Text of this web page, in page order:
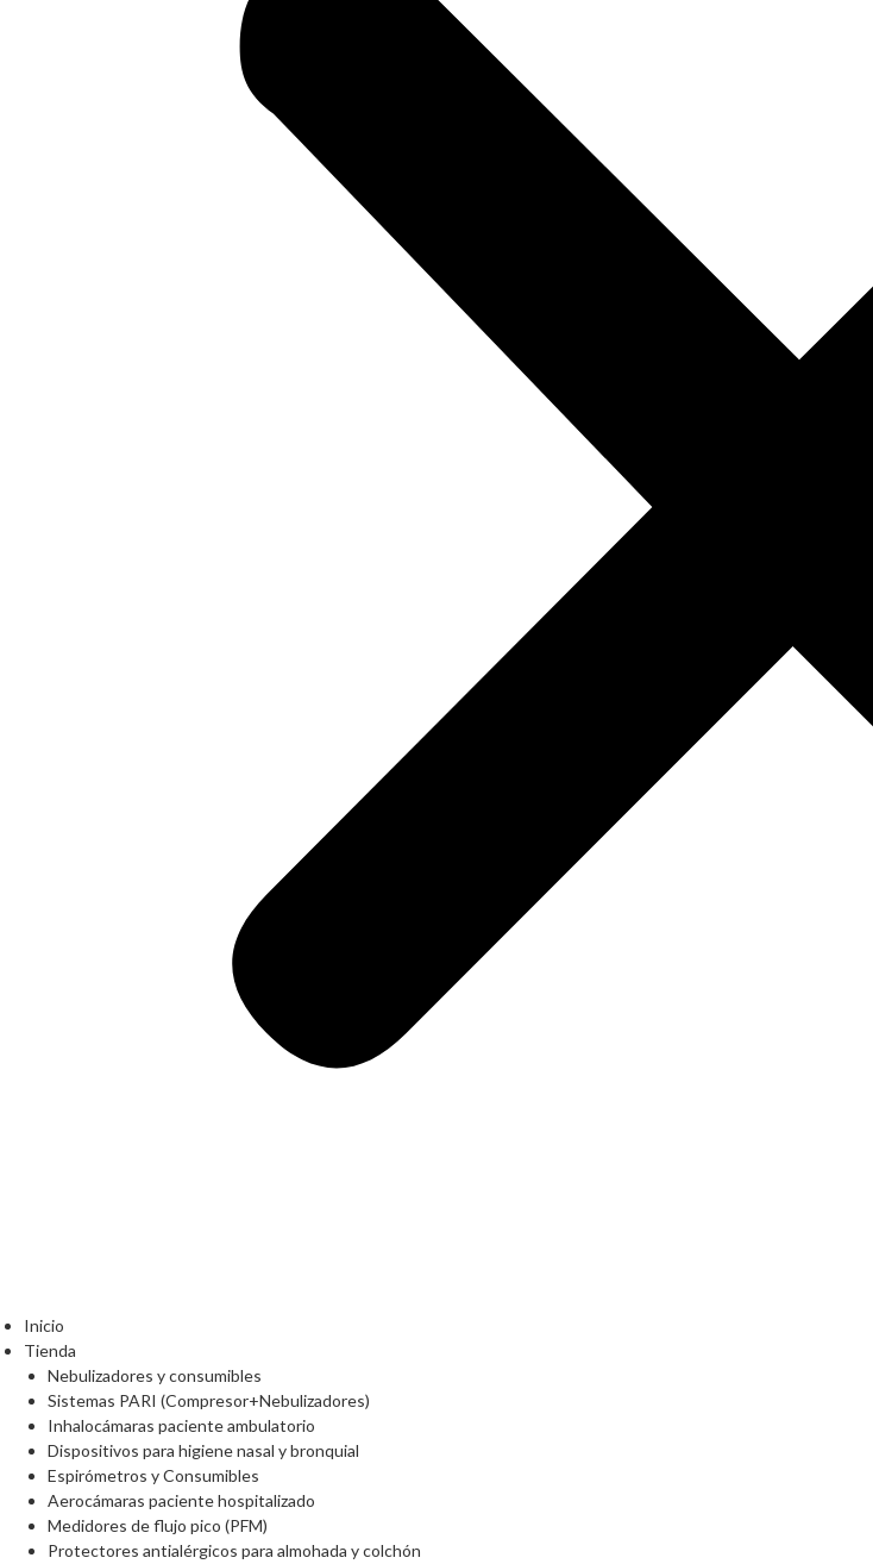
Inicio
Tienda
Nebulizadores y consumibles
Sistemas PARI (Compresor+Nebulizadores)
Inhalocámaras paciente ambulatorio
Dispositivos para higiene nasal y bronquial
Espirómetros y Consumibles
Aerocámaras paciente hospitalizado
Medidores de flujo pico (PFM)
Protectores antialérgicos para almohada y colchón